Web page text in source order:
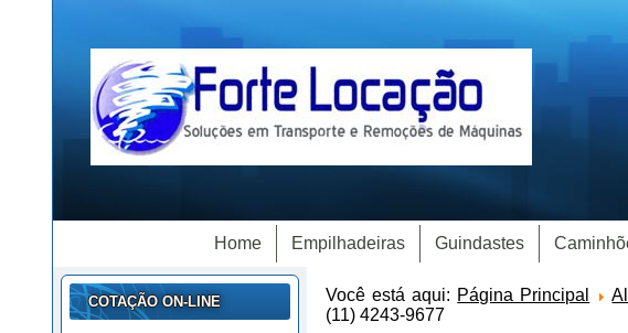
Home Empilhadeiras Guindastes
COTAÇÃO ON-LINE Você está aqui: Página Principal
(11) 4243-9677